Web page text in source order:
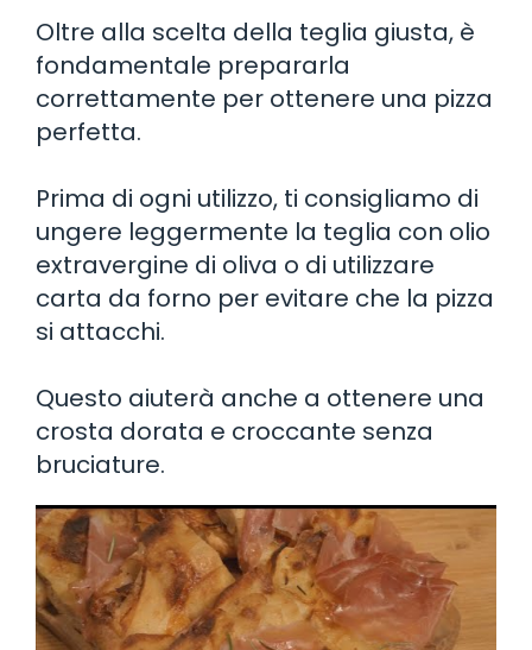
Oltre alla scelta della teglia giusta, è
fondamentale prepararla
correttamente per ottenere una pizza
perfetta.
Prima di ogni utilizzo, ti consigliamo di
ungere leggermente la teglia con olio
extravergine di oliva o di utilizzare
carta da forno per evitare che la pizza
si attacchi.
Questo aiuterà anche a ottenere una
crosta dorata e croccante senza
bruciature.